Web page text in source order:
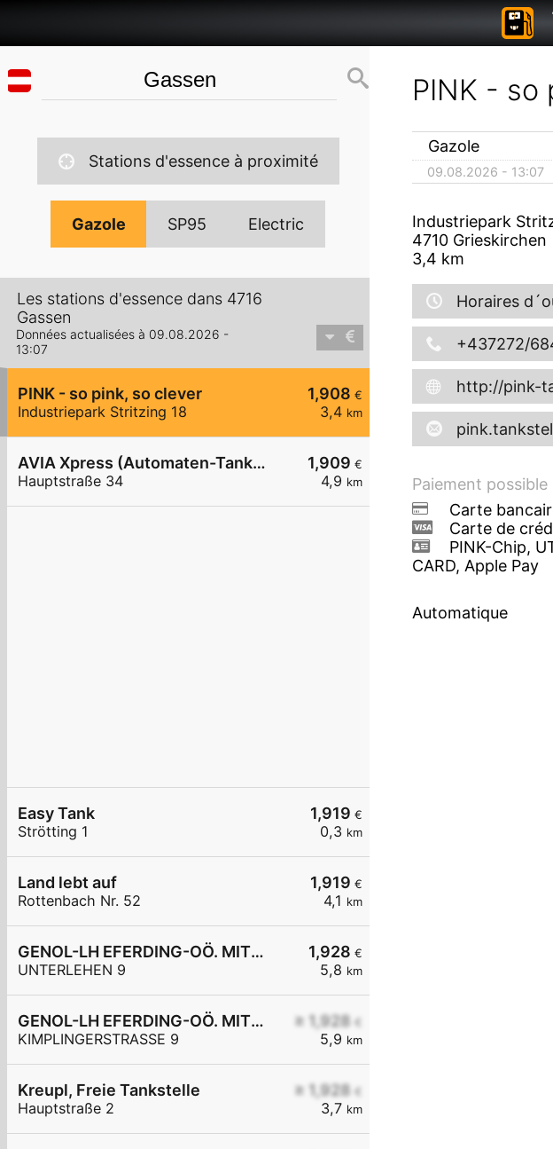
Stations d'essence à proximité
Gazole SP95 Electric
Les stations d'essence dans 4716
Gassen
Données actualisées à 09.08.2026 -
13:07
1,908 €
3,4 km
PINK - so pink, so clever
Industriepark Stritzing 18
1,909 €
4,9 km
AVIA Xpress (Automaten-Tankstelle)
Hauptstraße 34
1,919 €
0,3 km
Easy Tank
Strötting 1
1,919 €
4,1 km
Land lebt auf
Rottenbach Nr. 52
1,928 €
5,8 km
GENOL-LH EFERDING-OÖ. MITTE eGen
UNTERLEHEN 9
≥ 1,928 €
5,9 km
GENOL-LH EFERDING-OÖ. MITTE eGen
KIMPLINGERSTRASSE 9
≥ 1,928 €
3,7 km
Kreupl, Freie Tankstelle
Hauptstraße 2
PINK - so
Gazole
09.08.2026 - 13:07
Industriepark
4710 Grieskirchen
3,4 km
Horaires
+437272/
http://pink-
Paiement possible
Carte
Carte de
PINK-Chip,
CARD, Apple Pay
Automatique